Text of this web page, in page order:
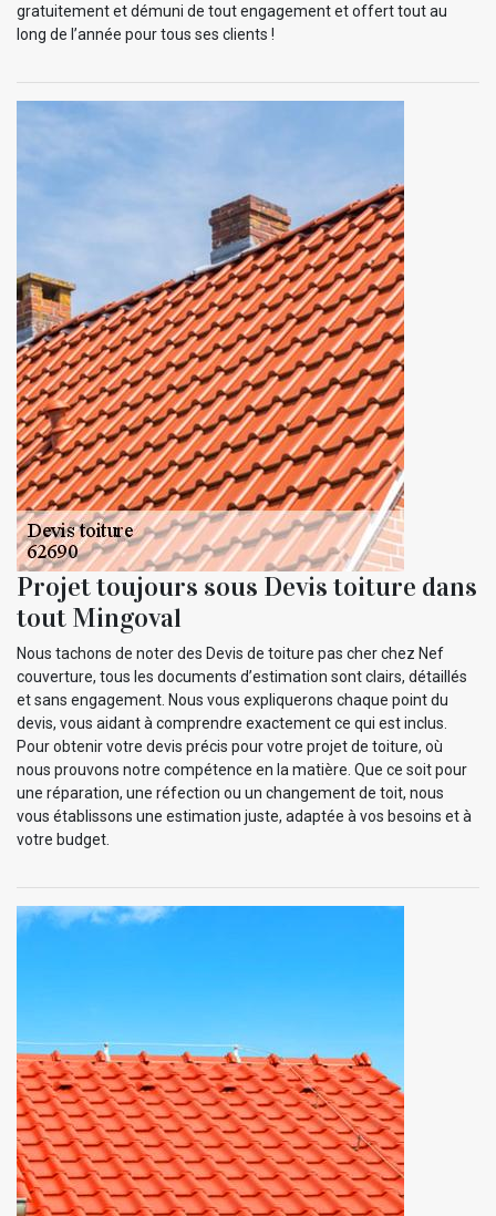
gratuitement et démuni de tout engagement et offert tout au
long de l’année pour tous ses clients !
Projet toujours sous Devis toiture dans
tout Mingoval
Nous tachons de noter des Devis de toiture pas cher chez Nef
couverture, tous les documents d’estimation sont clairs, détaillés
et sans engagement. Nous vous expliquerons chaque point du
devis, vous aidant à comprendre exactement ce qui est inclus.
Pour obtenir votre devis précis pour votre projet de toiture, où
nous prouvons notre compétence en la matière. Que ce soit pour
une réparation, une réfection ou un changement de toit, nous
vous établissons une estimation juste, adaptée à vos besoins et à
votre budget.